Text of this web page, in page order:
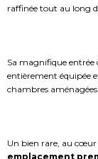
raffinée tout au long
Sa magnifique entrée
entièrement équipée
chambres
Un bien rare, au cœur
emplacement